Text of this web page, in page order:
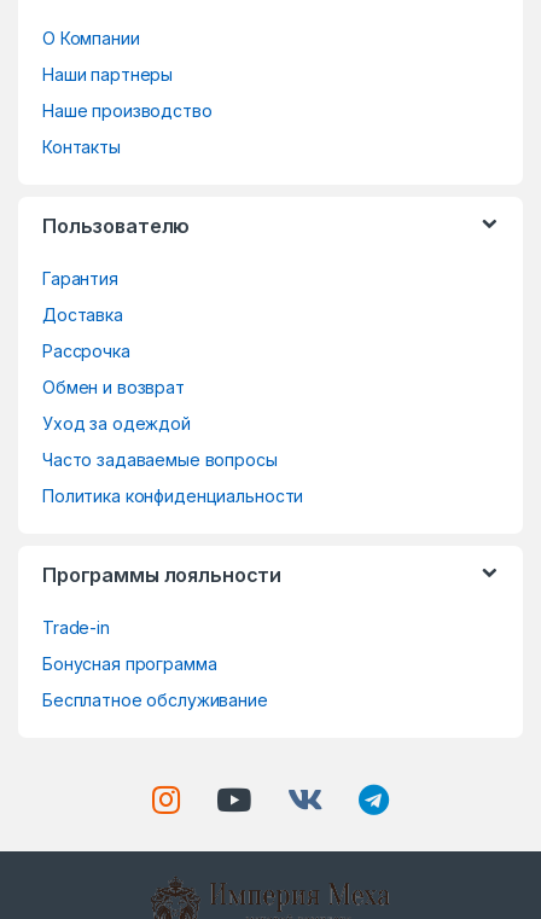
О Компании
Наши партнеры
Наше производство
Контакты
Пользователю
Гарантия
Доставка
Рассрочка
Обмен и возврат
Уход за одеждой
Часто задаваемые вопросы
Политика конфиденциальности
Программы лояльности
Trade-in
Бонусная программа
Бесплатное обслуживание